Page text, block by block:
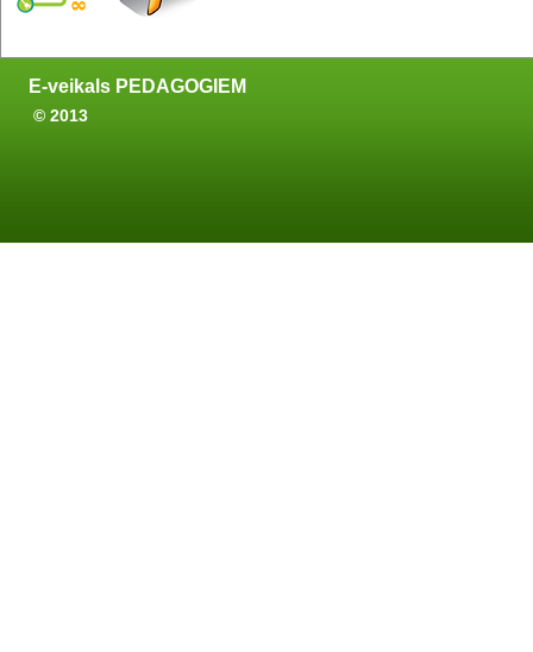
E-veikals PEDAGOGIEM
© 2013